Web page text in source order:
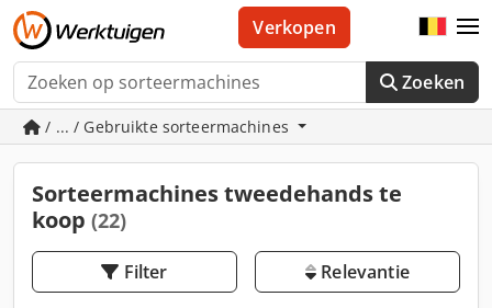
Zoeken
Verkopen
/ ... / Gebruikte sorteermachines
Sorteermachines tweedehands te
koop (22)
Filter Relevantie